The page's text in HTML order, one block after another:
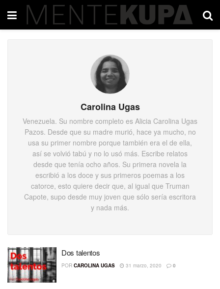
Carolina Ugas
Venezuela. Su nombre completo es Alicia Carolina Ugas
Pazos. Desde que su madre murió, hace ya mucho, no
usa su primer nombre porque también era el de ella,
así se volvió tabú y no lo usó más. Escribe relatos
desde que tenía ocho años. Su primera novela la
escribió a los doce y sus primeros poemas a los
catorce, esto quiere decir que, al igual que Truman
Capote, supo desde muy joven que sólo sería escritora
y nada más.
Dos talentos
POR CAROLINA UGAS 31 marzo, 2020 0